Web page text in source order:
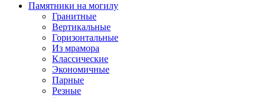
Памятники на могилу
Гранитные
Вертикальные
Горизонтальные
Из мрамора
Классические
Экономичные
Парные
Резные